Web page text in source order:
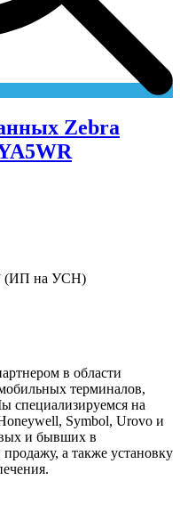
Zebra
(ИП на УСН)
в области
терминалов,
специализируемся на
Symbol, Urovo и
и бывших в
а также установку